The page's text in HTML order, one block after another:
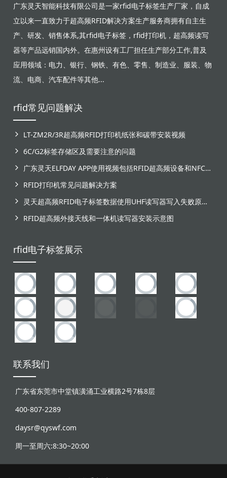
广东灵天智能科技有限公司是一家rfid电子标签生产厂家，自成
立以来一直致力于超高频RFID解决方案生产服务商拥有自主生
产、研发、销售体系,其rfid电子标签，rfid打印机，超高频读写
器等产品远销国内外。在惠州设有工厂担任生产部分工作,普及
应用领域：电力、银行、钢铁、有色、零售、制造业、服装、物
流、电商、汽车配件等其他...
rfid常见问题解决
LT-ZM2R/3R超高频RFID打印机纸张和碳带安装视频
6C/G2标签存储区及需要注意的问题
广东灵天ELFDAY APP使用视频包括RFID超高频设备和NFC芯片标签感应
RFID打印机常见问题解决方案
灵天超高频RFID电子标签数据使用UHF读写器写入失败原因分析
RFID超高频外接天线和一体机读写器安装示意图
rfid电子标签展示
联系我们
广东省东莞市中堂镇潢涌工业横路2号7栋8层
400-807-2289
daysr@qyswf.com
周一至周六:8:30~20:00